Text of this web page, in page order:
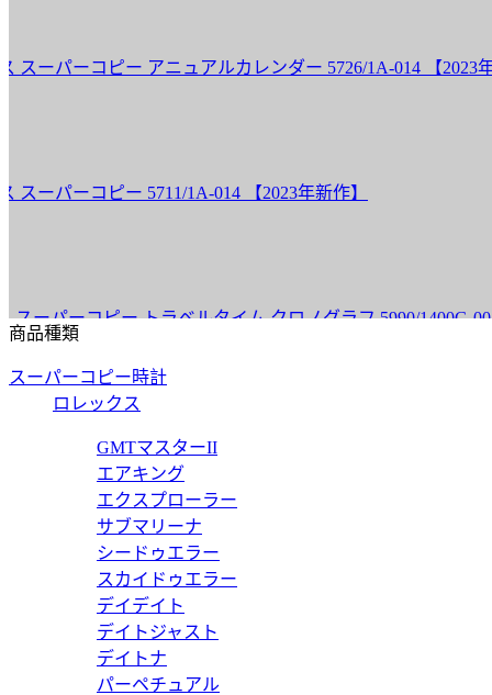
パーコピー アニュアルカレンダー 5726/1A-014 【2023年新
パーコピー 5711/1A-014 【2023年新作】
ーコピー トラベルタイム クロノグラフ 5990/1400G-001 【
ーコピー 7010/1G-011 【2017年新作】
ーコピー 5711/1R-001 【2017年新作】
商品種類
スーパーコピー時計
ロレックス
GMTマスターII
エアキング
エクスプローラー
サブマリーナ
シードゥエラー
スカイドゥエラー
デイデイト
デイトジャスト
デイトナ
パーペチュアル